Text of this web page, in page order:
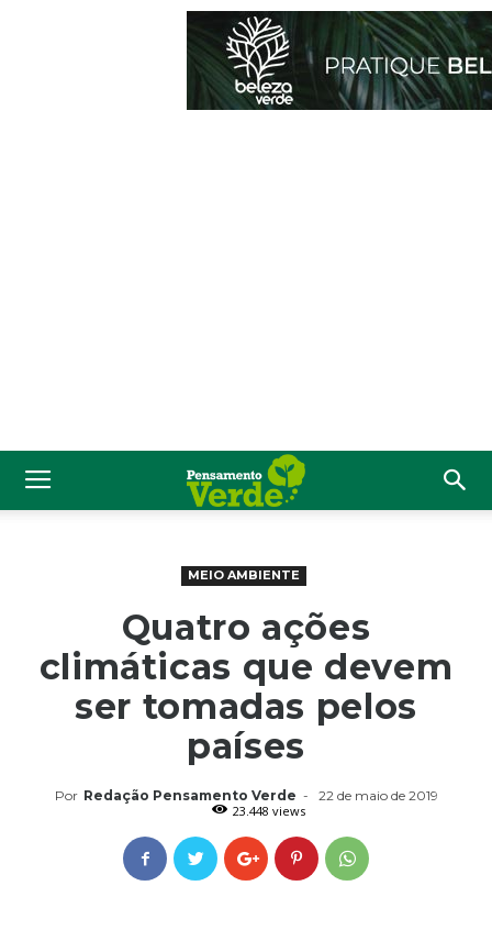
MEIO AMBIENTE
Quatro ações
climáticas que devem
ser tomadas pelos
países
Por Redação Pensamento Verde -
22 de maio de 2019
23.448 views